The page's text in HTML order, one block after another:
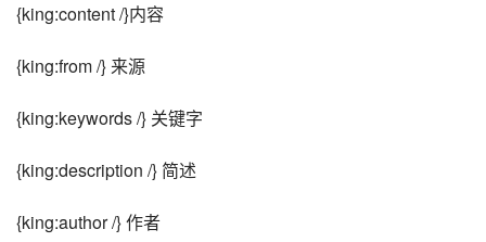
{king:content /}内容
{king:from /} 来源
{king:keywords /} 关键字
{king:description /} 简述
{king:author /} 作者